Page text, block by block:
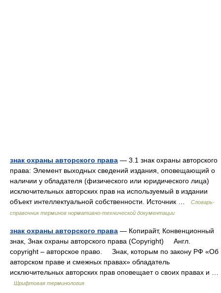
знак охраны авторского права — 3.1 знак охраны авторского
права: Элемент выходных сведений издания, оповещающий о
наличии у обладателя (физического или юридического лица)
исключительных авторских прав на используемый в издании
объект интеллектуальной собственности. Источник …
Словарь-
справочник терминов нормативно-технической документации
знак охраны авторского права — Копирайт, Конвенционный
знак, Знак охраны авторского права (Copyright) Англ.
copyright – авторское право. Знак, которым по закону РФ «Об
авторском праве и смежных правах» обладатель
исключительных авторских прав оповещает о своих правах и …
Шрифтовая терминология